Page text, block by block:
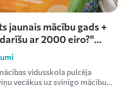
jaunais mācību gads +
ar 2000 eiro?"
vidusskola pulcēja
vecākus uz svinīgo mācību